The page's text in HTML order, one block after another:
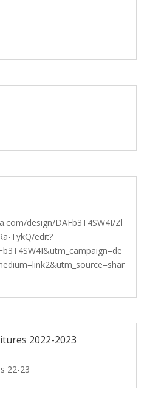
design/DAFb3T4SW4I/Zl
TykQ/edit?
2022-2023
22-23